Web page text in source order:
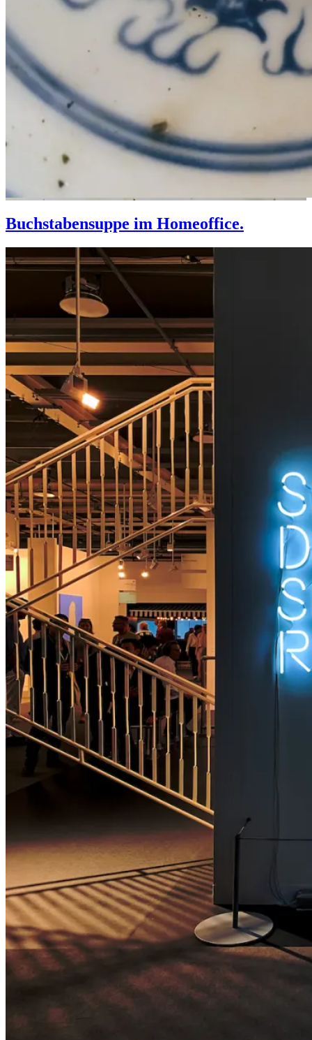
Buchstabensuppe im Homeoffice.